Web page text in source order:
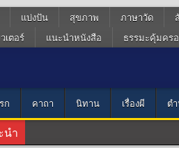
แบ่งปัน สุขภาพ ภาษาวัด
เตอร์
แนะนำหนังสือ ธรรมะคุ้มคร
ก คาถา นิทาน เรื่องผี ต
นำ